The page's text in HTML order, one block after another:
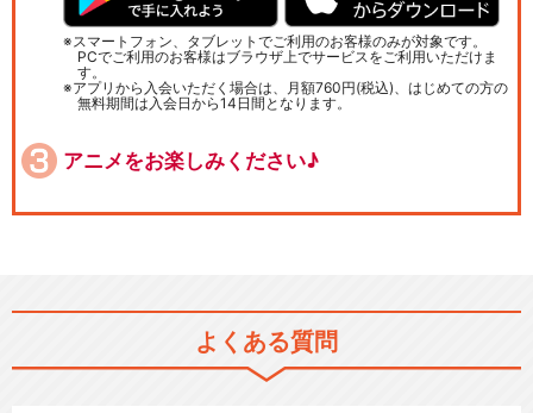
スマートフォン、タブレットでご利用のお客様のみが対象です。
PCでご利用のお客様はブラウザ上でサービスをご利用いただけま
す。
アプリから入会いただく場合は、月額760円(税込)、はじめての方の
無料期間は入会日から14日間となります。
アニメをお楽しみください♪
よくある質問